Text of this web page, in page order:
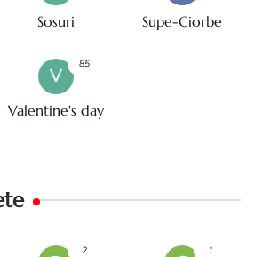
Sosuri Supe-Ciorbe
V
Valentine's day
85
2 1